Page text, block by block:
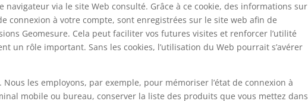
navigateur via le site Web consulté. Grâce à ce cookie, des informations sur
connexion à votre compte, sont enregistrées sur le site web afin de
Geomesure. Cela peut faciliter vos futures visites et renforcer l’utilité
un rôle important. Sans les cookies, l’utilisation du Web pourrait s’avérer
les employons, par exemple, pour mémoriser l’état de connexion à
mobile ou bureau, conserver la liste des produits que vous mettez dans